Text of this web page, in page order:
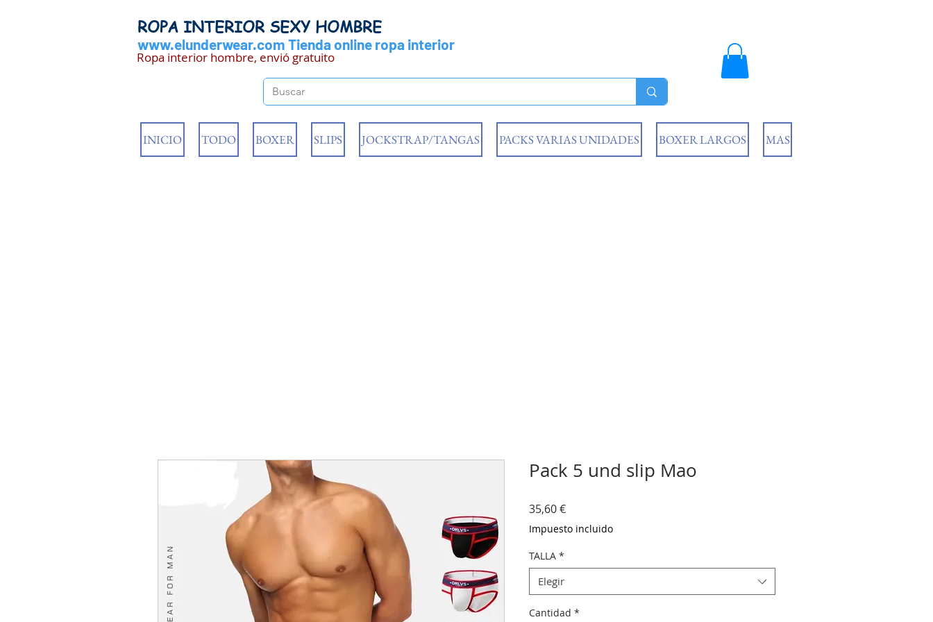
ROPA INTERIOR SEXY HOMBRE
www.elunderwear.com Tienda online ropa interior
Ropa interior hombre, envió gratuito
INICIO TODO BOXER SLIPS JOCKSTRAP/TANGAS PACKS VARIAS UNIDADES BOXER LARGOS MAS
Pack 5 und slip Mao
35,60 €Precio
Impuesto incluido
TALLA *
Elegir
Cantidad *